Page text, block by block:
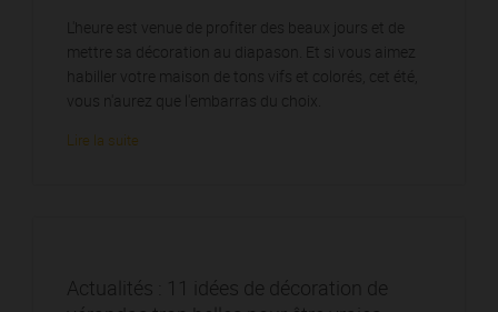
L'heure est venue de profiter des beaux jours et de
mettre sa décoration au diapason. Et si vous aimez
habiller votre maison de tons vifs et colorés, cet été,
vous n'aurez que l'embarras du choix.
Lire la suite
Actualités : 11 idées de décoration de